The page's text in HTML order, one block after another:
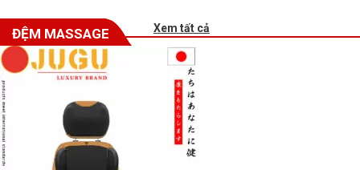
ĐỆM MASSAGE Xem tất cả